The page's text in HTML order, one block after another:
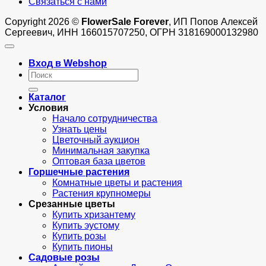
Copyright 2026 © FlowerSale Forever, ИП Попов Алексей
Сергеевич, ИНН 166015707250, ОГРН 318169000132980
Вход в Webshop
Искать:
Каталог
Условия
Начало сотрудничества
Узнать цены
Цветочный аукцион
Минимальная закупка
Оптовая база цветов
Горшечные растения
Комнатные цветы и растения
Растения крупномеры
Срезанные цветы
Купить хризантему
Купить эустому
Купить розы
Купить пионы
Садовые розы